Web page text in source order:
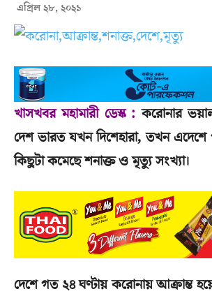
এপ্রিল ২৮, ২০২১
খাসখবর মহামারী ডেস্ক : করোনার
দেশ ভারত যখন দিশেহারা, তখন
কিছুটা কমেছে শনাক্ত ও মৃত্যু সংখ্যা।
দেশে গত ২৪ ঘণ্টায় করোনায় আক্রান্ত